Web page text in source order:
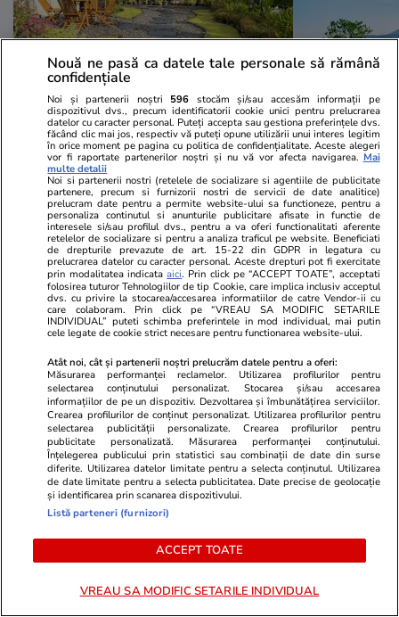
Lifestyle
Noul stil folosit din ce în ce mai
des pentru pavarea grădinilor și
curților: arată mai luxos și mai
modern
9 locuri
Germania
vezi vara
Tehnologie
De ce nu mai răcește aerul
condiționat – greșeli frecvente
Nouă ne pasă ca datele tale personale să rămână
confidențiale
Noi și partenerii noștri 596 stocăm și/sau accesăm informații pe
dispozitivul dvs., precum identificatorii cookie unici pentru prelucrarea
datelor cu caracter personal. Puteți accepta sau gestiona preferințele dvs.
făcând clic mai jos, respectiv vă puteți opune utilizării unui interes legitim
în orice moment pe pagina cu politica de confidențialitate. Aceste alegeri
vor fi raportate partenerilor noștri și nu vă vor afecta navigarea. Mai
multe detalii
Noi si partenerii nostri (retelele de socializare si agentiile de publicitate
partenere, precum si furnizorii nostri de servicii de date analitice)
prelucram date pentru a permite website-ului sa functioneze, pentru a
personaliza continutul si anunturile publicitare afisate in functie de
interesele si/sau profilul dvs., pentru a va oferi functionalitati aferente
retelelor de socializare si pentru a analiza traficul pe website. Beneficiati
de drepturile prevazute de art. 15-22 din GDPR in legatura cu
prelucrarea datelor cu caracter personal. Aceste drepturi pot fi exercitate
prin modalitatea indicataaici. Prin click pe “ACCEPT TOATE”, acceptati
folosirea tuturor Tehnologiilor de tip Cookie, care implica inclusiv acceptul
dvs. cu privire la stocarea/accesarea informatiilor de catre Vendor-ii cu
care colaboram. Prin click pe “VREAU SA MODIFIC SETARILE
INDIVIDUAL” puteti schimba preferintele in mod individual, mai putin
cele legate de cookie strict necesare pentru functionarea website-ului.
Atât noi, cât și partenerii noștri prelucrăm datele pentru a oferi:
Măsurarea performanței reclamelor. Utilizarea profilurilor pentru
selectarea conținutului personalizat. Stocarea și/sau accesarea
informațiilor de pe un dispozitiv. Dezvoltarea și îmbunătățirea serviciilor.
Crearea profilurilor de conținut personalizat. Utilizarea profilurilor pentru
selectarea publicității personalizate. Crearea profilurilor pentru
publicitate personalizată. Măsurarea performanței conținutului.
Înțelegerea publicului prin statistici sau combinații de date din surse
diferite. Utilizarea datelor limitate pentru a selecta conținutul. Utilizarea
de date limitate pentru a selecta publicitatea. Date precise de geolocație
și identificarea prin scanarea dispozitivului.
Listă parteneri (furnizori)
ACCEPT TOATE
VREAU SA MODIFIC SETARILE INDIVIDUAL